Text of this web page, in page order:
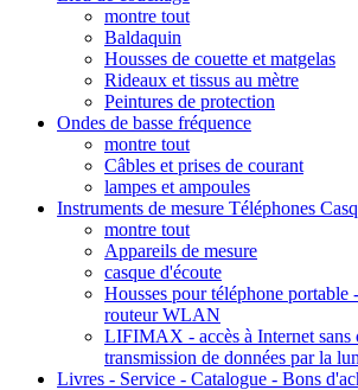
montre tout
Baldaquin
Housses de couette et matgelas
Rideaux et tissus au mètre
Peintures de protection
Ondes de basse fréquence
montre tout
Câbles et prises de courant
lampes et ampoules
Instruments de mesure Téléphones
montre tout
Appareils de mesure
casque d'écoute
Housses pour téléphone portable
routeur WLAN
LIFIMAX - accès à Internet sans
transmission de données par la
Livres - Service - Catalogue - Bons